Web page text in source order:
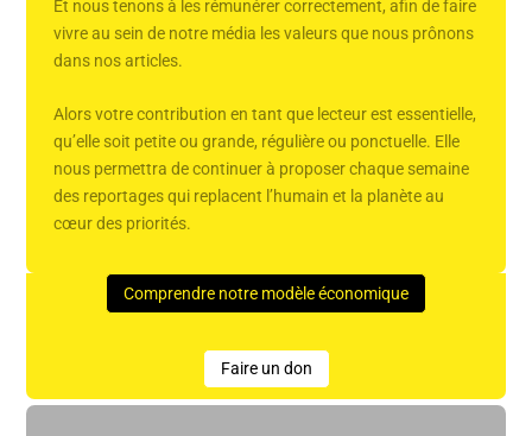
Et nous tenons à les rémunérer correctement, afin de faire
vivre au sein de notre média les valeurs que nous prônons
dans nos articles.
Alors votre contribution en tant que lecteur est essentielle,
qu’elle soit petite ou grande, régulière ou ponctuelle. Elle
nous permettra de continuer à proposer chaque semaine
des reportages qui replacent l’humain et la planète au
cœur des priorités.
Comprendre notre modèle économique
Faire un don